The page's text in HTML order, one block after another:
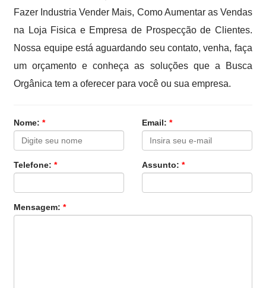
Fazer Industria Vender Mais, Como Aumentar as Vendas
na Loja Fisica e Empresa de Prospecção de Clientes.
Nossa equipe está aguardando seu contato, venha, faça
um orçamento e conheça as soluções que a Busca
Orgânica tem a oferecer para você ou sua empresa.
Nome:* Email: *
Telefone:* Assunto: *
Mensagem:*